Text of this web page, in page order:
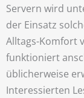
Servern wird
der Einsatz
Alltags-Komfort
funktioniert
üblicherweise
Interessierten